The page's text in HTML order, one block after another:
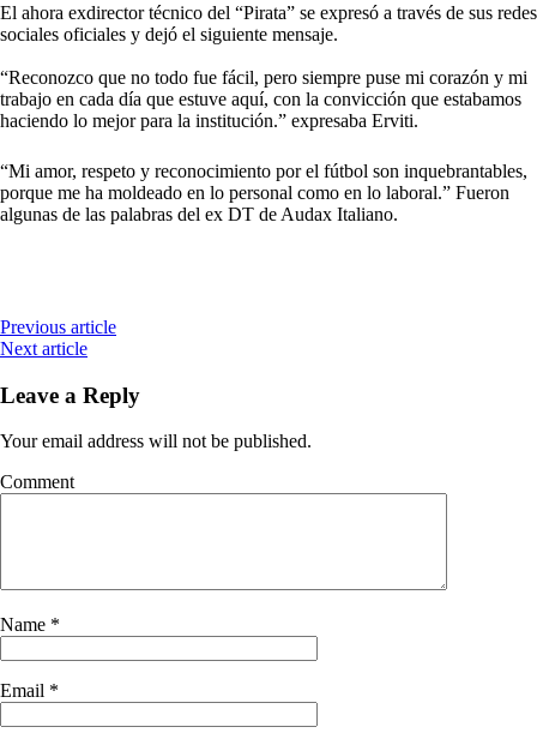
El ahora exdirector técnico del “Pirata” se expresó a través de sus redes
sociales oficiales y dejó el siguiente mensaje.
“Reconozco que no todo fue fácil, pero siempre puse mi corazón y mi
trabajo en cada día que estuve aquí, con la convicción que estabamos
haciendo lo mejor para la institución.” expresaba Erviti.
“Mi amor, respeto y reconocimiento por el fútbol son inquebrantables,
porque me ha moldeado en lo personal como en lo laboral.” Fueron
algunas de las palabras del ex DT de Audax Italiano.
Previous article
Next article
Leave a Reply
Your email address will not be published.
Comment
Name *
Email *